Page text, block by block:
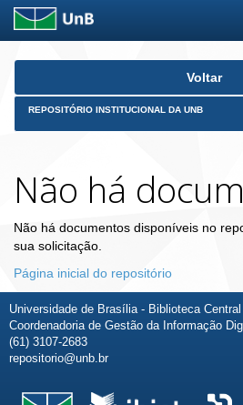
Skip
Voltar
REPOSITÓRIO INSTITUCIONAL DA UNB
Não há
Não há documentos disponíveis no
sua solicitação.
Página inicial do repositório
Universidade de Brasília - Biblioteca Central
Coordenadoria de Gestão da Informação
(61) 3107-2683
repositorio@unb.br